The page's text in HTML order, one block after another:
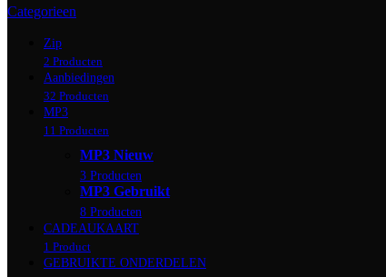
Categorieen
Zip
2 Producten
Aanbiedingen
32 Producten
MP3
11 Producten
MP3 Nieuw
3 Producten
MP3 Gebruikt
8 Producten
CADEAUKAART
1 Product
GEBRUIKTE ONDERDELEN